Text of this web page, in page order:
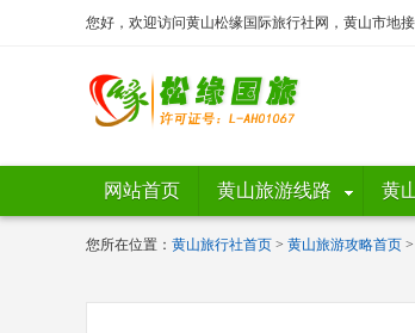
您好，欢迎访问黄山松缘国际旅行社网，黄山市地
网站首页 黄山旅游线路 黄
您所在位置： 黄山旅行社首页 > 黄山旅游攻略首页